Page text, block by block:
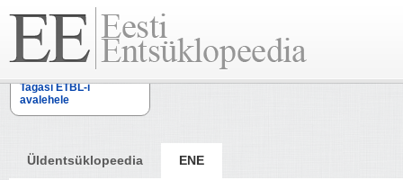
Tagasi ETBL-i
avalehele
Üldentsüklopeedia ENE